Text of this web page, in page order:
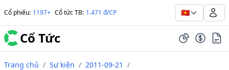
Cổ phiếu: 1197+ Cổ tức TB: 1.471 đ/CP 🇻🇳
Cổ Tức
Trang chủ / Sự kiện / 2011-09-21 /